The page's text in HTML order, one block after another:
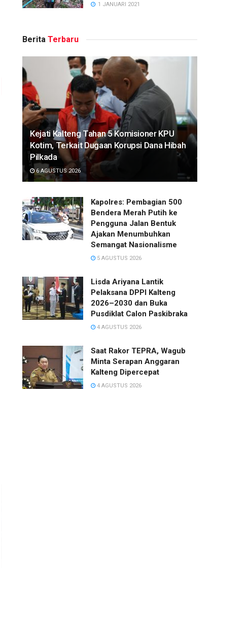
1 JANUARI 2021
Berita Terbaru
Kejati Kalteng Tahan 5 Komisioner KPU
Kotim, Terkait Dugaan Korupsi Dana Hibah
Pilkada
6 AGUSTUS 2026
Kapolres: Pembagian 500
Bendera Merah Putih ke
Pengguna Jalan Bentuk
Ajakan Menumbuhkan
Semangat Nasionalisme
5 AGUSTUS 2026
Lisda Ariyana Lantik
Pelaksana DPPI Kalteng
2026–2030 dan Buka
Pusdiklat Calon Paskibraka
4 AGUSTUS 2026
Saat Rakor TEPRA, Wagub
Minta Serapan Anggaran
Kalteng Dipercepat
4 AGUSTUS 2026